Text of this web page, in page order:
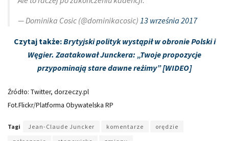
— Dominika Cosic (@dominikacosic) 13 września 2017
Czytaj także:Brytyjski polityk wystąpił w obronie Polski i
Węgier. Zaatakował Junckera: „Twoje propozycje
przypominają stare dawne reżimy” [WIDEO]
Źródło: Twitter, dorzeczy.pl
Fot.Flickr/Platforma Obywatelska RP
Tagi Jean-Claude Juncker komentarze
orędzie